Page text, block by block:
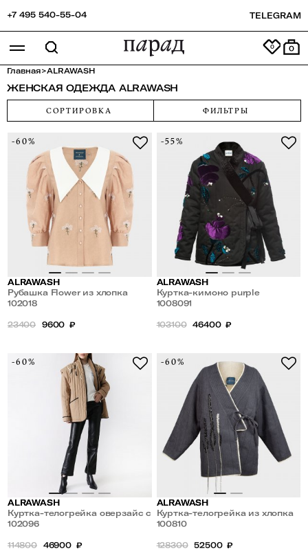
+7 495 540-55-04 TELEGRAM
0
Главная>ALRAWASH
ЖЕНСКАЯ ОДЕЖДА ALRAWASH
СОРТИРОВКА ФИЛЬТРЫ
-60%
ALRAWASH
Рубашка Flower из хлопка
102018
23400 9600 ₽
-55%
ALRAWASH
Куртка-кимоно purple
FLOWERS
1008091
103100 46400 ₽
-60%
ALRAWASH
Куртка-телогрейка оверзайс с
накладными карманами
102096
114800 46900 ₽
-60%
ALRAWASH
Куртка-телогрейка из хлопка
на шерстяной подкладке
100810
128300 52500 ₽